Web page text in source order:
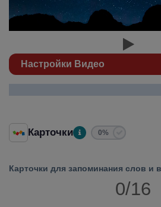
Настройки Видео
Карточки 0%
Карточки для запоминания слов и
0/16